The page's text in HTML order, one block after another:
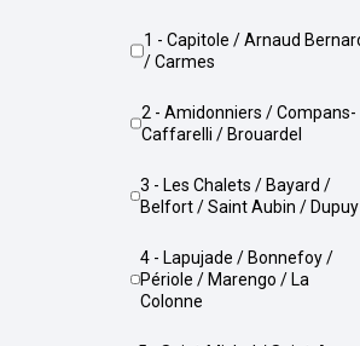
1 - Capitole / Arnaud Bernard
/ Carmes
2 - Amidonniers / Compans-
Caffarelli / Brouardel
3 - Les Chalets / Bayard /
Belfort / Saint Aubin / Dupuy
4 - Lapujade / Bonnefoy /
Périole / Marengo / La
Colonne